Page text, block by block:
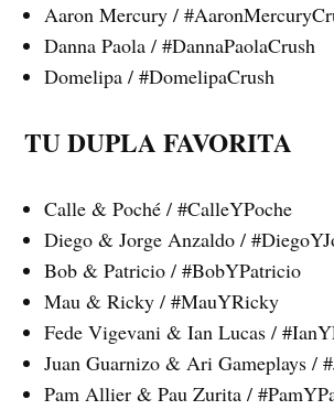
Aaron Mercury /
Danna Paola / #DannaPaolaCrush
Domelipa / #DomelipaCrush
TU DUPLA FAVORITA
Calle & Poché / #CalleYPoche
Diego & Jorge Anzaldo /
Bob & Patricio / #BobYPatricio
Mau & Ricky / #MauYRicky
Fede Vigevani & Ian Lucas /
Juan Guarnizo & Ari Gameplays /
Pam Allier & Pau Zurita /